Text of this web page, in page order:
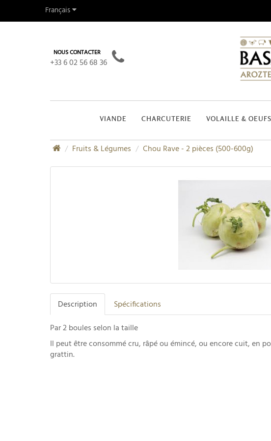
Français
NOUS CONTACTER
+33 6 02 56 68 36
VIANDE CHARCUTERIE VOLAILLE & OEUFS
Fruits & Légumes Chou Rave - 2 pièces (500-600g)
Description Spécifications
Par 2 boules selon la taille
Il peut être consommé cru, râpé ou émincé, ou encore cuit, en
grattin.